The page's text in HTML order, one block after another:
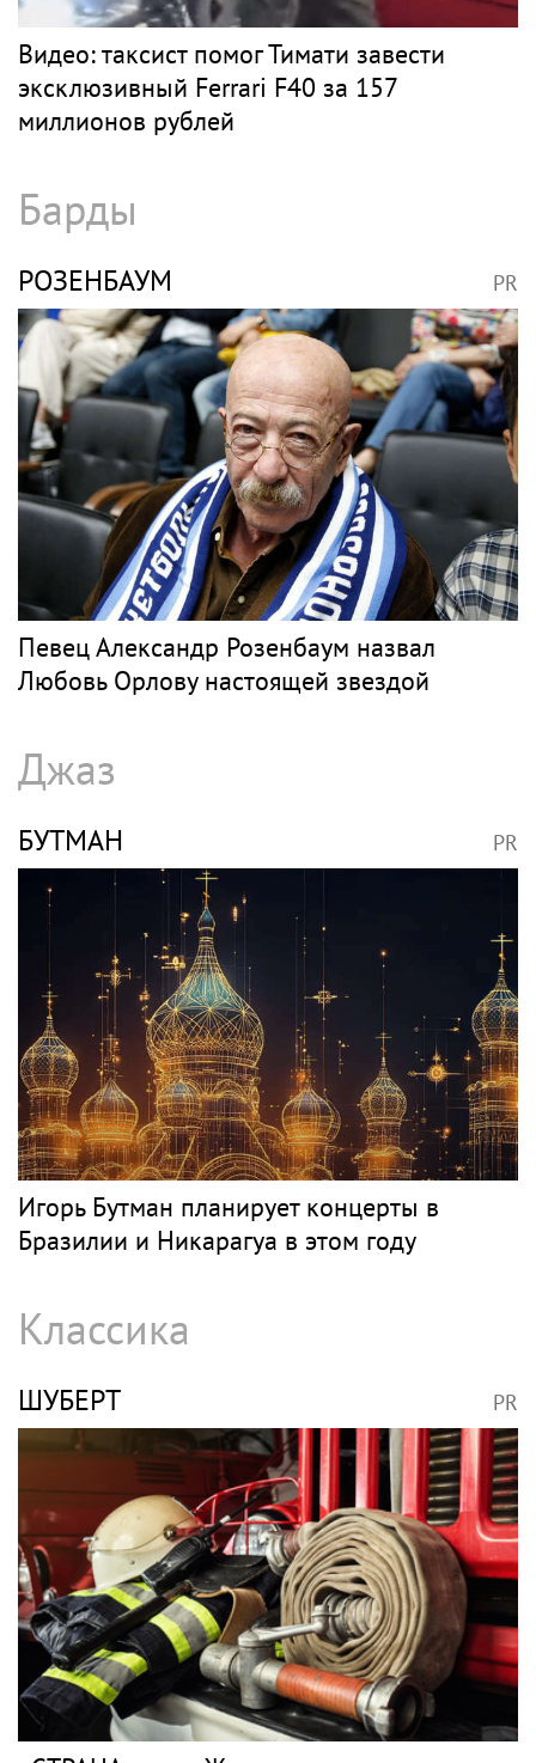
Видео: таксист помог Тимати завести
эксклюзивный Ferrari F40 за 157
миллионов рублей
Барды
РОЗЕНБАУМ PR
Певец Александр Розенбаум назвал
Любовь Орлову настоящей звездой
Джаз
БУТМАН PR
Игорь Бутман планирует концерты в
Бразилии и Никарагуа в этом году
Классика
ШУБЕРТ PR